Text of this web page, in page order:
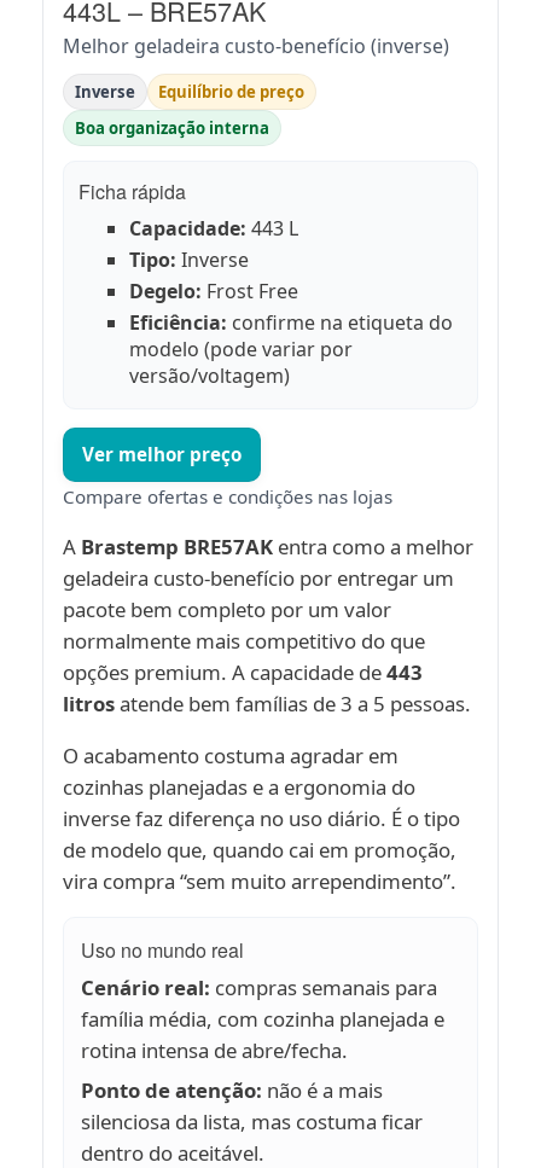
443L – BRE57AK
Melhor geladeira custo-benefício (inverse)
Inverse
Equilíbrio de preço
Boa organização interna
Ficha rápida
Capacidade: 443 L
Tipo: Inverse
Degelo: Frost Free
Eficiência: confirme na etiqueta do
modelo (pode variar por
versão/voltagem)
Ver melhor preço
Compare ofertas e condições nas lojas
A Brastemp BRE57AK entra como a melhor
geladeira custo-benefício por entregar um
pacote bem completo por um valor
normalmente mais competitivo do que
opções premium. A capacidade de443
litrosatende bem famílias de 3 a 5 pessoas.
O acabamento costuma agradar em
cozinhas planejadas e a ergonomia do
inverse faz diferença no uso diário. É o tipo
de modelo que, quando cai em promoção,
vira compra “sem muito arrependimento”.
Uso no mundo real
Cenário real: compras semanais para
família média, com cozinha planejada e
rotina intensa de abre/fecha.
Ponto de atenção: não é a mais
silenciosa da lista, mas costuma ficar
dentro do aceitável.